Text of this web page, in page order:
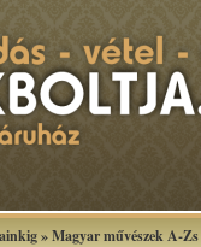
»Magyar művészek A-Zs